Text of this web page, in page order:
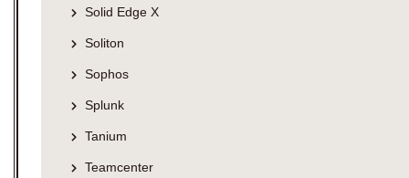
Solid Edge X
Soliton
Sophos
Splunk
Tanium
Teamcenter